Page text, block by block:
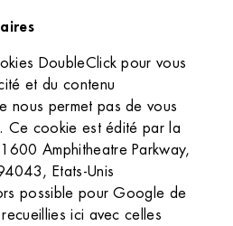
DoubleClick pour vous
et du contenu
nous permet pas de vous
Ce cookie est édité par la
Amphitheatre Parkway,
Etats-Unis
possible pour Google de
ici avec celles